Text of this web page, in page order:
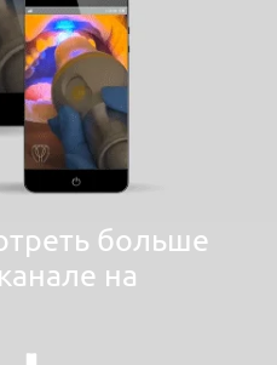
больше
на